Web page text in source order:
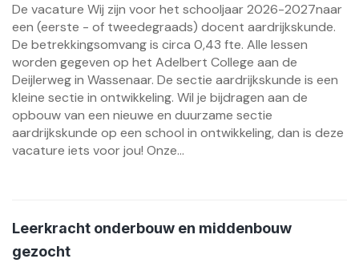
De vacature Wij zijn voor het schooljaar 2026-2027naar
een (eerste - of tweedegraads) docent aardrijkskunde.
De betrekkingsomvang is circa 0,43 fte. Alle lessen
worden gegeven op het Adelbert College aan de
Deijlerweg in Wassenaar. De sectie aardrijkskunde is een
kleine sectie in ontwikkeling. Wil je bijdragen aan de
opbouw van een nieuwe en duurzame sectie
aardrijkskunde op een school in ontwikkeling, dan is deze
vacature iets voor jou! Onze...
Leerkracht onderbouw en middenbouw
gezocht